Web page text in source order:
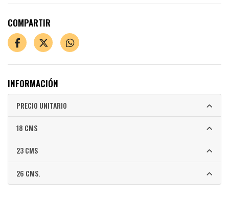
COMPARTIR
INFORMACIÓN
PRECIO UNITARIO
18 CMS
23 CMS
26 CMS.